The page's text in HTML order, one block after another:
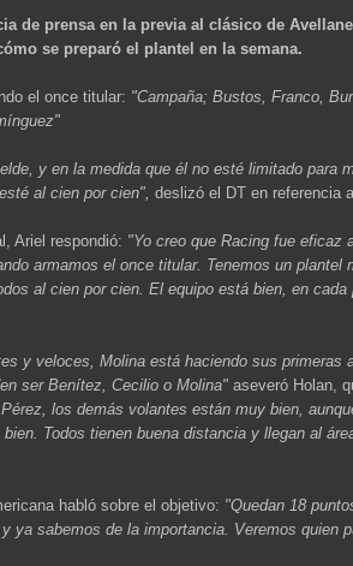
de prensa en la previa al clásico de
se preparó el plantel en la semana.
el once titular: "Campaña; Bustos, Franco,
y en la medida que él no esté limitado para
al cien por cien", deslizó el DT en referencia
Ariel respondió: "Yo creo que Racing fue eficaz
armamos el once titular. Tenemos un plantel
al cien por cien. El equipo está bien, en
y veloces, Molina está haciendo sus primeras
ser Benítez, Cecilio o Molina" aseveró Holan,
los demás volantes están muy bien,
Todos tienen buena distancia y llegan al
habló sobre el objetivo: "Quedan 18
ya sabemos de la importancia. Veremos quien